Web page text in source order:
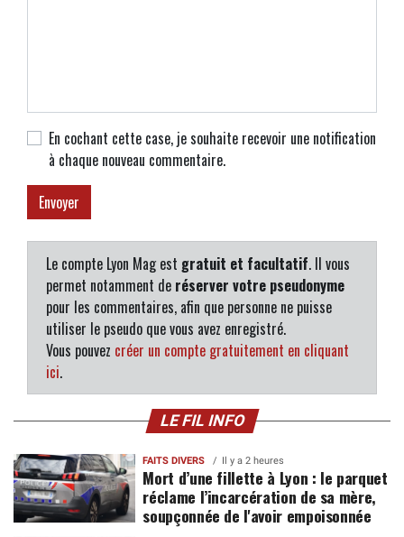
En cochant cette case, je souhaite recevoir une notification
à chaque nouveau commentaire.
Le compte Lyon Mag est gratuit et facultatif. Il vous
permet notamment de réserver votre pseudonyme
pour les commentaires, afin que personne ne puisse
utiliser le pseudo que vous avez enregistré.
Vous pouvez créer un compte gratuitement en cliquant
ici.
LE FIL INFO
FAITS DIVERS Il y a 2 heures
Mort d’une fillette à Lyon : le parquet
réclame l’incarcération de sa mère,
soupçonnée de l'avoir empoisonnée